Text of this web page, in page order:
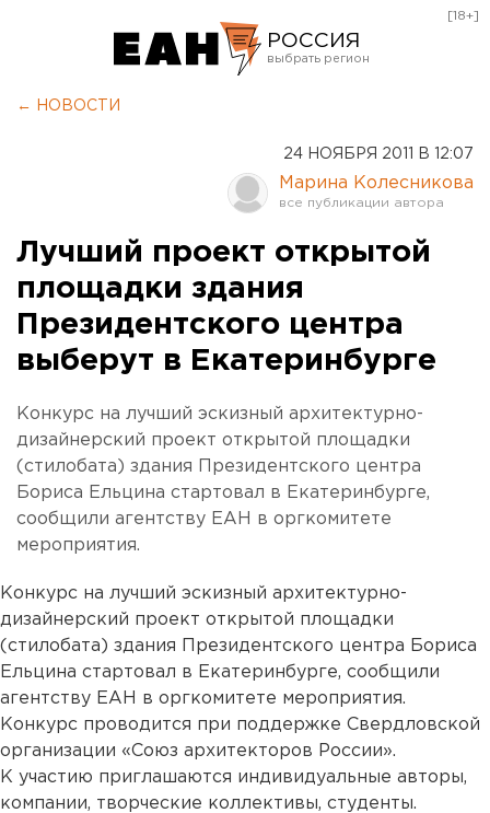
РОССИЯ
Оренбург
[18+]
← НОВОСТИ
24 НОЯБРЯ 2011 В 12:07
Марина Колесникова
Лучший проект открытой
площадки здания
Президентского центра
выберут в Екатеринбурге
Конкурс на лучший эскизный архитектурно-
дизайнерский проект открытой площадки
(стилобата) здания Президентского центра
Бориса Ельцина стартовал в Екатеринбурге,
сообщили агентству ЕАН в оргкомитете
мероприятия.
Конкурс на лучший эскизный архитектурно-
дизайнерский проект открытой площадки
(стилобата) здания Президентского центра Бориса
Ельцина стартовал в Екатеринбурге, сообщили
агентству ЕАН в оргкомитете мероприятия.
Конкурс проводится при поддержке Свердловской
организации «Союз архитекторов России».
К участию приглашаются индивидуальные авторы,
компании, творческие коллективы, студенты.